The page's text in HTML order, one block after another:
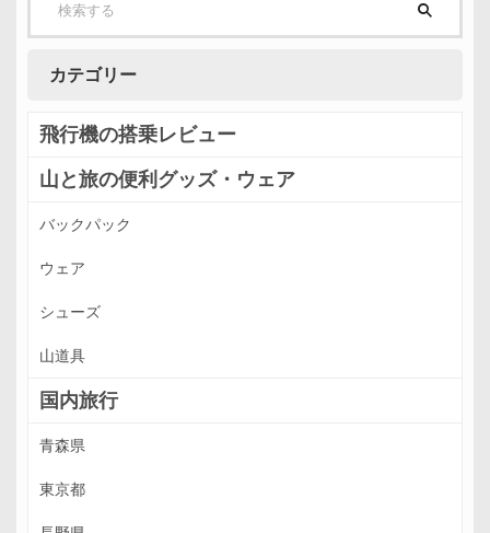
カテゴリー
飛行機の搭乗レビュー
山と旅の便利グッズ・ウェア
バックパック
ウェア
シューズ
山道具
国内旅行
青森県
東京都